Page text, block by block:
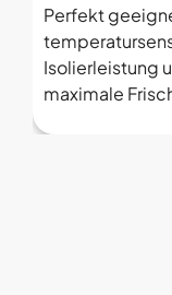
Perfekt
Isolierleistung
maximale